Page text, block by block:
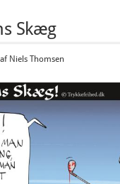
Skæg
Niels Thomsen